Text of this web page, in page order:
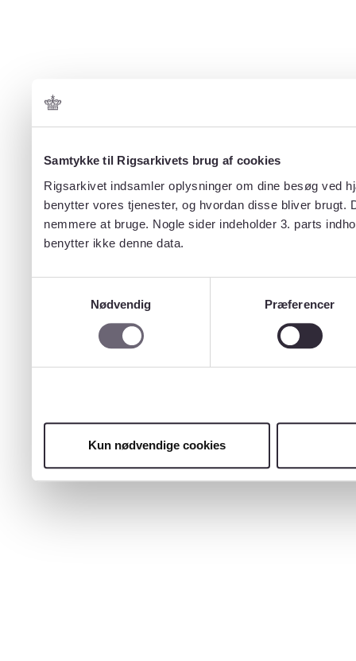
Samtykke til Rigsarkivets brug af cookies
Rigsarkivet indsamler oplysninger om dine besøg ved
benytter vores tjenester, og hvordan disse bliver
nemmere at bruge. Nogle sider indeholder 3. parts
benytter ikke denne data.
Nødvendig
Præferencer
Kun nødvendige cookies